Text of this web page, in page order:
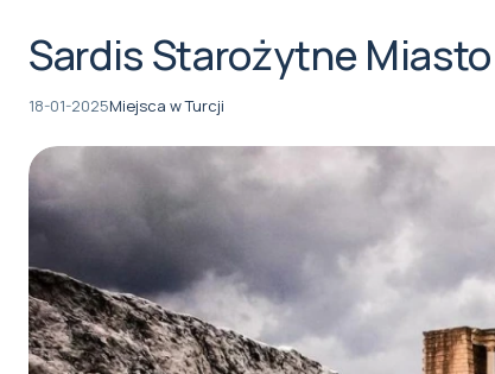
Sardis Starożytne Miasto
18-01-2025Miejsca w Turcji